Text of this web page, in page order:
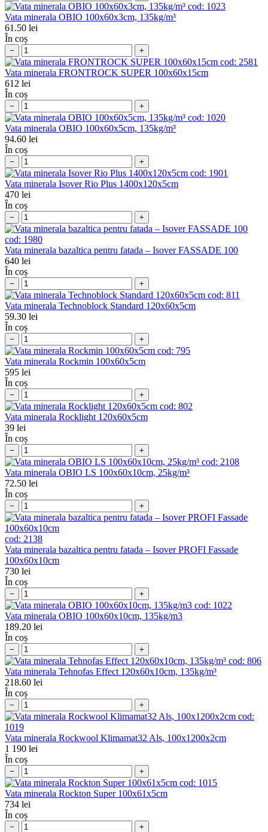
cod: 1023
Vata minerala OBIO 100x60x3cm, 135kg/m³
61.50 lei
În coș
− +
cod: 2581
Vata minerala FRONTROCK SUPER 100x60x15cm
612 lei
În coș
− +
cod: 1020
Vata minerala OBIO 100x60x5cm, 135kg/m³
94.60 lei
În coș
− +
cod: 1901
Vata minerala Isover Rio Plus 1400x120x5cm
470 lei
În coș
− +
cod: 1980
Vata minerala bazaltica pentru fatada – Isover FASSADE 100
640 lei
În coș
− +
cod: 811
Vata minerala Technoblock Standard 120x60x5cm
59.30 lei
În coș
− +
cod: 795
Vata minerala Rockmin 100x60x5cm
595 lei
În coș
− +
cod: 802
Vata minerala Rocklight 120x60x5cm
39 lei
În coș
− +
cod: 2108
Vata minerala OBIO LS 100x60x10cm, 25kg/m³
72.50 lei
În coș
− +
cod: 2138
Vata minerala bazaltica pentru fatada – Isover PROFI Fassade
100x60x10cm
730 lei
În coș
− +
cod: 1022
Vata minerala OBIO 100x60x10cm, 135kg/m3
189.20 lei
În coș
− +
cod: 806
Vata minerala Tehnofas Effect 120x60x10cm, 135kg/m³
218.60 lei
În coș
− +
cod:
1019
Vata minerala Rockwool Klimamat32 Als, 100x1200x2cm
1 190 lei
În coș
− +
cod: 1015
Vata minerala Rockton Super 100x61x5cm
734 lei
În coș
− +